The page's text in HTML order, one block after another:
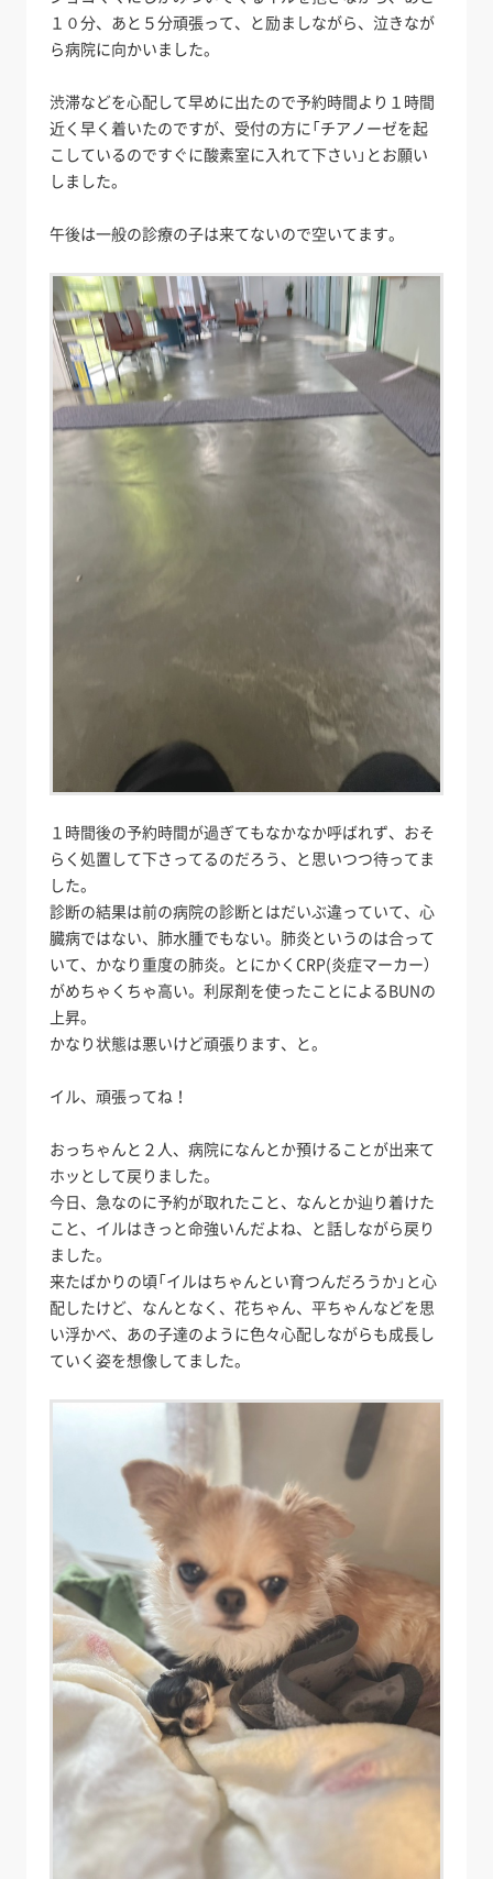
１０分、あと５分頑張って、と励ましながら、泣きなが
ら病院に向かいました。
渋滞などを心配して早めに出たので予約時間より１時間
近く早く着いたのですが、受付の方に「チアノーゼを起
こしているのですぐに酸素室に入れて下さい」とお願い
しました。
午後は一般の診療の子は来てないので空いてます。
１時間後の予約時間が過ぎてもなかなか呼ばれず、おそ
らく処置して下さってるのだろう、と思いつつ待ってま
した。
診断の結果は前の病院の診断とはだいぶ違っていて、心
臓病ではない、肺水腫でもない。肺炎というのは合って
いて、かなり重度の肺炎。とにかくCRP(炎症マーカー）
がめちゃくちゃ高い。利尿剤を使ったことによるBUNの
上昇。
かなり状態は悪いけど頑張ります、と。
イル、頑張ってね！
おっちゃんと２人、病院になんとか預けることが出来て
ホッとして戻りました。
今日、急なのに予約が取れたこと、なんとか辿り着けた
こと、イルはきっと命強いんだよね、と話しながら戻り
ました。
来たばかりの頃「イルはちゃんとい育つんだろうか」と心
配したけど、なんとなく、花ちゃん、平ちゃんなどを思
い浮かべ、あの子達のように色々心配しながらも成長し
ていく姿を想像してました。